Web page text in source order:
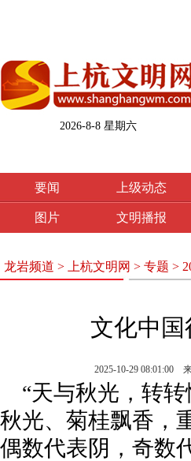
2026-8-8 星期六
要闻 上级动态
图片 文明播报
龙岩频道 > 上杭文明网 > 专题 >
文化中
2025-10-29 08:01:00
“天与秋光，转
秋光、菊桂飘香，
偶数代表阴，奇数